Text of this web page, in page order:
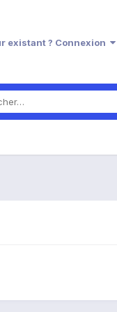
existant ? Connexion